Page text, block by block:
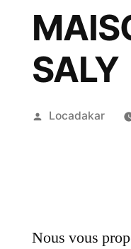
SALY
Publié
Locadakar
Nous vous